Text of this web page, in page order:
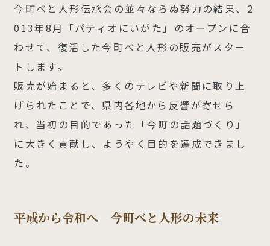
今町べと人形伝承会の並々ならぬ努力の結果、2
013年8月「パティオにいがた」のオープンに合
わせて、復活した今町べと人形の販売がスター
トします。
販売が始まると、多くのテレビや新聞に取り上
げられたことで、県内各地から反響が寄せら
れ、当初の目的であった「今町の話題づくり」
に大きく貢献し、ようやく目的を達成できまし
た。
平成から令和へ 今町べと人形の未来